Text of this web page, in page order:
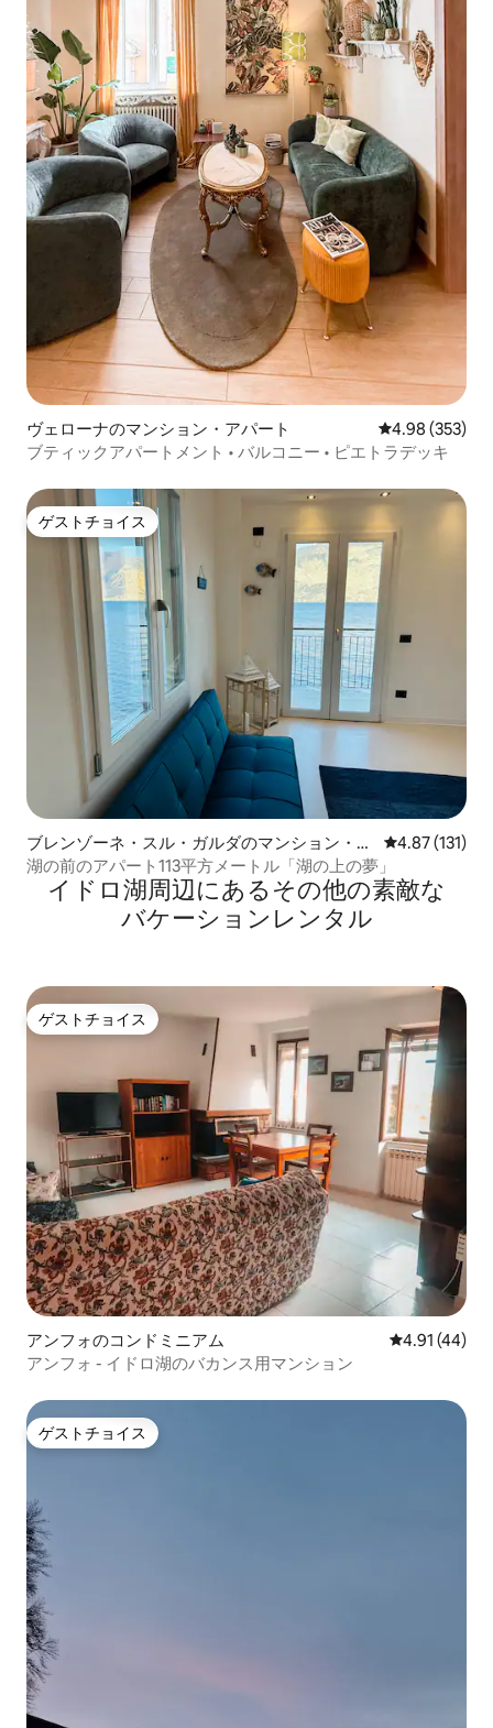
ヴェローナのマンション・アパート レビュー353
4.98 (353)
ブティックアパートメント • バルコニー • ピエトラデッキ
ゲストチョイス
ゲストチョイス
ブレンゾーネ・スル・ガルダのマンション・ア
パート
レビュー131
4.87 (131)
湖の前のアパート113平方メートル「湖の上の夢」
イドロ湖⁠周⁠辺⁠に⁠あ⁠るそ⁠の⁠他⁠の素⁠敵⁠な
バ⁠ケ⁠ー⁠シ⁠ョ⁠ン⁠レ⁠ン⁠タ⁠ル
ゲストチョイス
ゲストチョイス
アンフォのコンドミニアム レビュー44
4.91 (44)
アンフォ - イドロ湖のバカンス用マンション
ゲストチョイス
ゲストチョイス